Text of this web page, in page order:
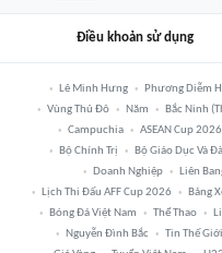
Điều khoản sử dụng
Lê Minh Hưng Phương Diễm
Vùng Thủ Đô
Năm Bắc Ninh
Campuchia
ASEAN Cup 2026
Bộ Chính Trị
Bộ Giáo Dục Và
Doanh Nghiệp
Liên
Lịch Thi Đấu AFF Cup 2026
Bảng
Bóng Đá Việt Nam
Thể Thao
Nguyễn Đình Bắc
Tin Thế Giới